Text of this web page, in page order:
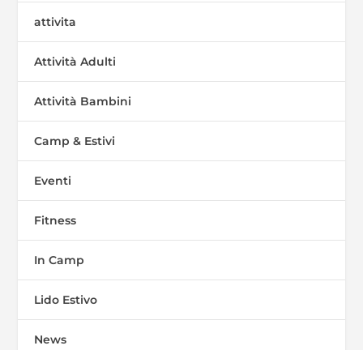
attivita
Attività Adulti
Attività Bambini
Camp & Estivi
Eventi
Fitness
In Camp
Lido Estivo
News